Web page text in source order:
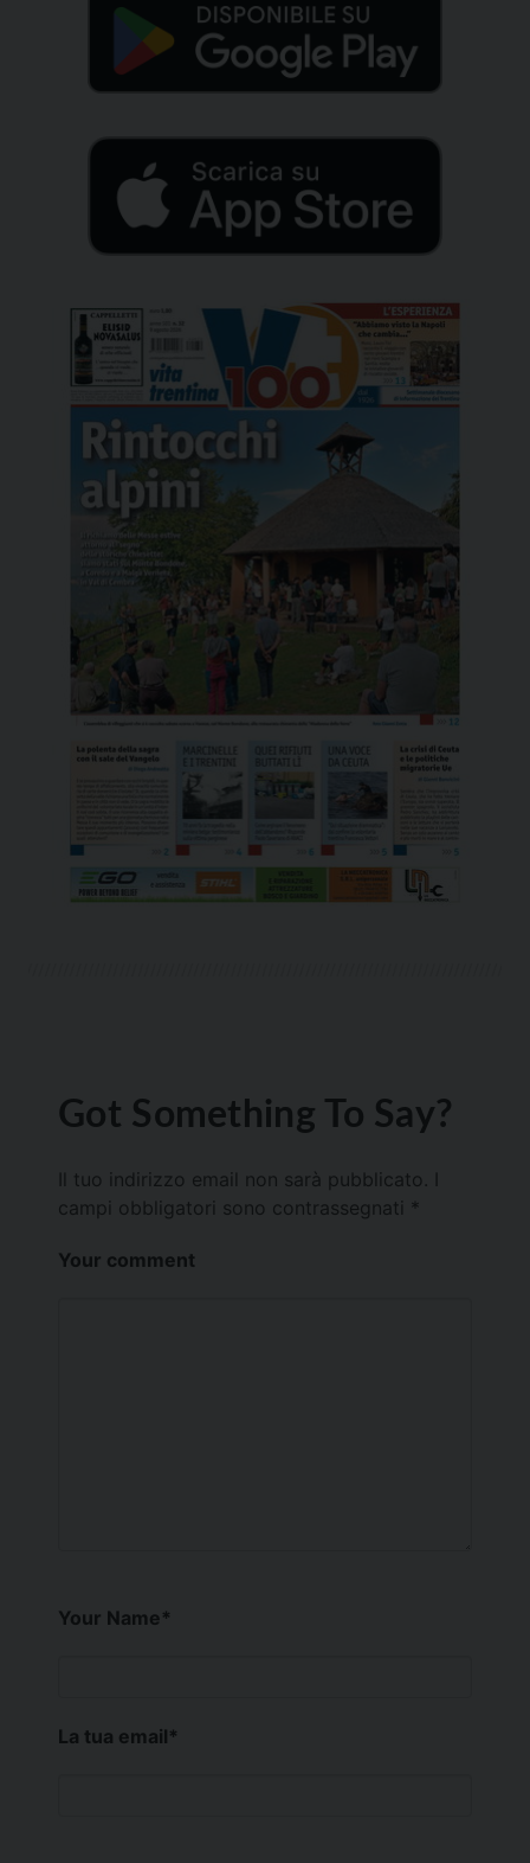
Got Something To Say?
Il tuo indirizzo email non sarà pubblicato.
campi obbligatori sono contrassegnati *
Your comment
Your Name*
La tua email*